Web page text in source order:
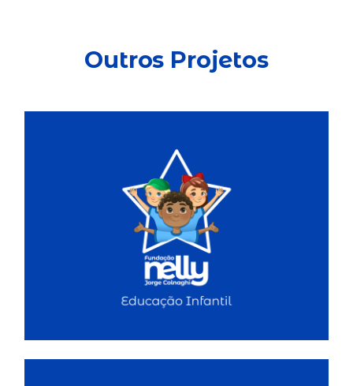
Outros Projetos